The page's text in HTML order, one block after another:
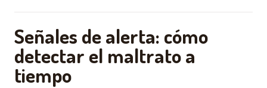
Señales de alerta: cómo
detectar el maltrato a
tiempo